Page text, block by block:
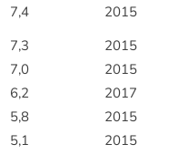
7,4
2015
7,3
2015
7,0
2015
6,2
2017
5,8
2015
5,1
2015